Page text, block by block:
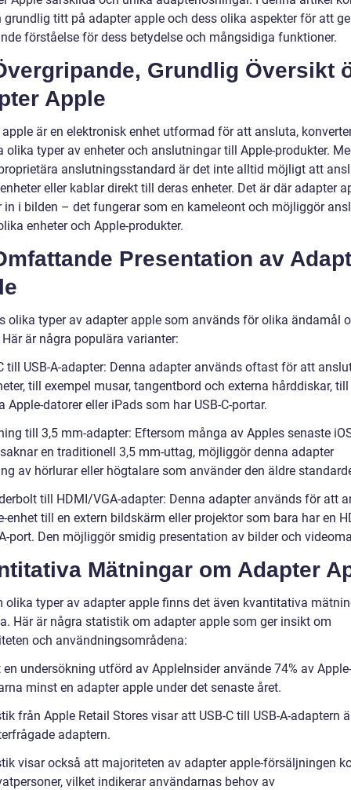
grundlig titt på adapter apple och dess olika aspekter för att
förståelse för dess betydelse och mångsidiga funktioner.
Grundlig Översikt
Apple
är en elektronisk enhet utformad för att ansluta,
olika typer av enheter och anslutningar till Apple-produkter.
proprietära anslutningsstandard är det inte alltid möjligt att
eller kablar direkt till deras enheter. Det är där adapter
in i bilden – det fungerar som en kameleont och möjliggör
enheter och Apple-produkter.
Presentation av
olika typer av adapter apple som används för olika ändamål
Här är några populära varianter:
till USB-A-adapter: Denna adapter används oftast för att
till exempel musar, tangentbord och externa hårddiskar, till
Apple-datorer eller iPads som har USB-C-portar.
till 3,5 mm-adapter: Eftersom många av Apples senaste
en traditionell 3,5 mm-uttag, möjliggör denna adapter
av hörlurar eller högtalare som använder den äldre
till HDMI/VGA-adapter: Denna adapter används för att
enhet till en extern bildskärm eller projektor som bara har en
port. Den möjliggör smidig presentation av bilder och
Mätningar om Adapter
olika typer av adapter apple finns det även kvantitativa
Här är några statistik om adapter apple som ger insikt om
och användningsområdena:
en undersökning utförd av AppleInsider använde 74% av Apple-
minst en adapter apple under det senaste året.
från Apple Retail Stores visar att USB-C till USB-A-adaptern
adaptern.
visar också att majoriteten av adapter apple-försäljningen
vilket indikerar användarnas behov av